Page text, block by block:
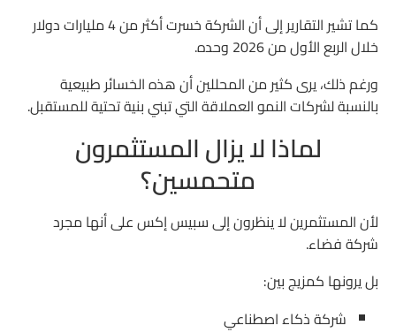
كما تشير التقارير إلى أن الشركة خسرت أكثر من 4 مليارات دولار
خلال الربع الأول من 2026 وحده.
ورغم ذلك، يرى كثير من المحللين أن هذه الخسائر طبيعية
بالنسبة لشركات النمو العملاقة التي تبني بنية تحتية للمستقبل.
لماذا لا يزال المستثمرون
متحمسين؟
لأن المستثمرين لا ينظرون إلى سبيس إكس على أنها مجرد
شركة فضاء.
بل يرونها كمزيج بين:
شركة ذكاء اصطناعي